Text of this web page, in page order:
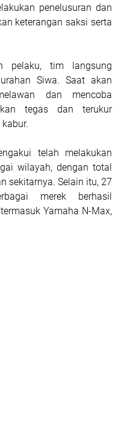
penelusuran dan
keterangan saksi serta
pelaku, tim langsung
Siwa. Saat akan
dan mencoba
tegas dan terukur
telah melakukan
wilayah, dengan total
sekitarnya. Selain itu, 27
merek berhasil
Yamaha N-Max,